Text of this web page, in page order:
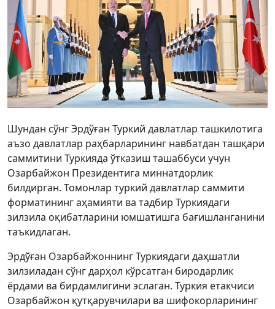
Шундан сўнг Эрдўған Туркий давлатлар ташкилотига
аъзо давлатлар раҳбарларининг навбатдан ташқари
саммитини Туркияда ўтказиш ташаббуси учун
Озарбайжон Президентига миннатдорлик
билдирган. Томонлар туркий давлатлар саммити
форматининг аҳамияти ва тадбир Туркиядаги
зилзила оқибатларини юмшатишга бағишланганини
таъкидлаган.
Эрдўған Озарбайжоннинг Туркиядаги даҳшатли
зилзиладан сўнг дарҳол кўрсатган биродарлик
ёрдами ва бирдамлигини эслаган. Туркия етакчиси
Озарбайжон қутқарувчилари ва шифокорларининг